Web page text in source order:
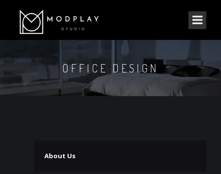
OFFICE DESIGN
About Us